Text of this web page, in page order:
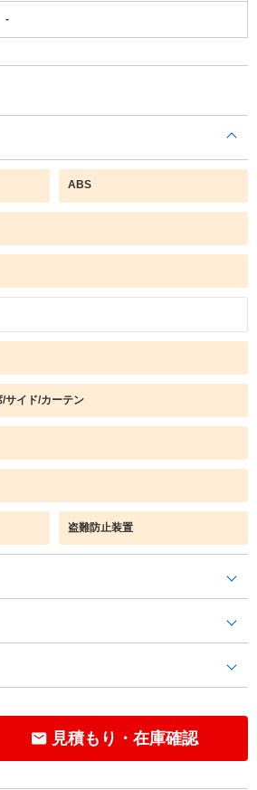
-
ABS
サイド/カーテン
盗難防止装置
見積もり・在庫確認